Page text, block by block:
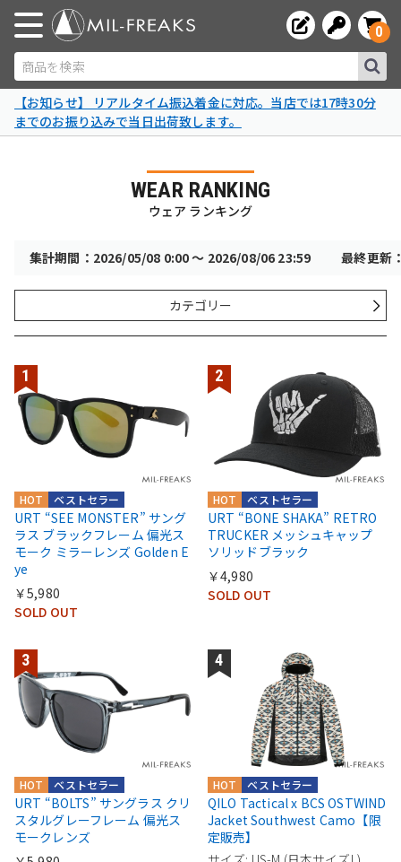
商品を検索
0
【お知らせ】 リアルタイム振込着金に対応。当店では17時30分
までのお振り込みで当日出荷致します。
WEAR RANKING
ウェア ランキング
集計期間：2026/05/08 0:00 〜 2026/08/06 23:59 最終更新
カテゴリー
ベストセラー
HOT
URT “SEE MONSTER” サング
ラス ブラックフレーム 偏光ス
モーク ミラーレンズ Golden E
ye
￥5,980
SOLD OUT
ベストセラー
HOT
URT “BONE SHAKA” RETRO
TRUCKER メッシュキャップ
ソリッドブラック
￥4,980
SOLD OUT
ベストセラー
HOT
URT “BOLTS” サングラス クリ
スタルグレーフレーム 偏光ス
モークレンズ
ベストセラー
HOT
QILO Tactical x BCS OSTWIND
Jacket Southwest Camo【限
定販売】